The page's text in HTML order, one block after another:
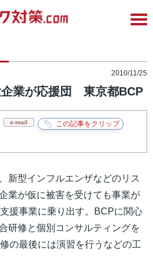
2010/11/25
業が応援団 東京都BCP
e-mail
新型インフルエンザなどのリス
業が仮に被害を受けても事業が
援事業に乗り出す。BCPに関心
研修と個別コンサルティングを
の最後には演習を行うなどの工